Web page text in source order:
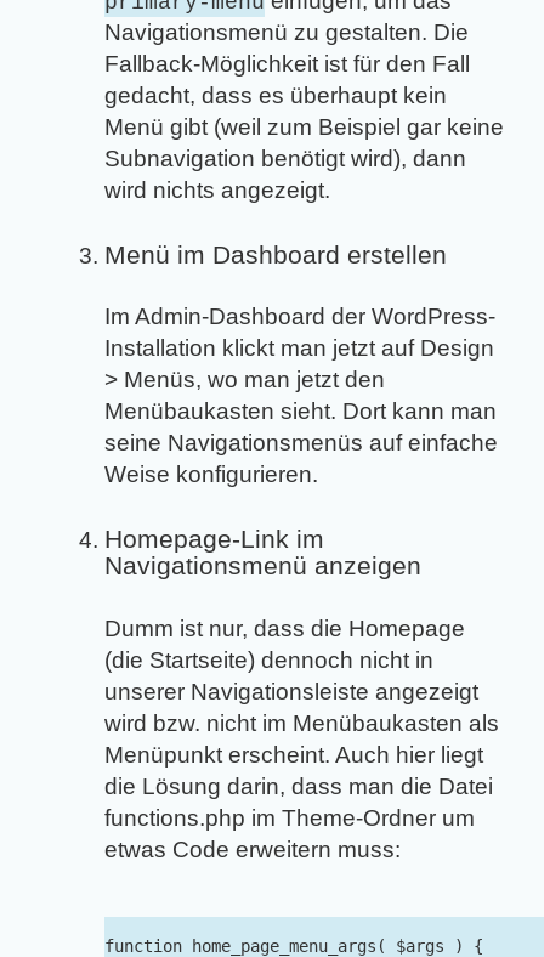
Navigationsmenü zu gestalten. Die
Fallback-Möglichkeit ist für den Fall
gedacht, dass es überhaupt kein
Menü gibt (weil zum Beispiel gar keine
Subnavigation benötigt wird), dann
wird nichts angezeigt.
Menü im Dashboard erstellen
Im Admin-Dashboard der WordPress-
Installation klickt man jetzt auf Design
> Menüs, wo man jetzt den
Menübaukasten sieht. Dort kann man
seine Navigationsmenüs auf einfache
Weise konfigurieren.
Homepage-Link im
Navigationsmenü anzeigen
Dumm ist nur, dass die Homepage
(die Startseite) dennoch nicht in
unserer Navigationsleiste angezeigt
wird bzw. nicht im Menübaukasten als
Menüpunkt erscheint. Auch hier liegt
die Lösung darin, dass man die Datei
functions.php im Theme-Ordner um
etwas Code erweitern muss:
function home_page_menu_args( $args ) {